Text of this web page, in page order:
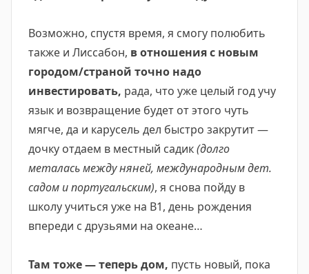
Возможно, спустя время, я смогу полюбить
также и Лиссабон, в отношения с новым
городом/страной точно надо
инвестировать, рада, что уже целый год учу
язык и возвращение будет от этого чуть
мягче, да и карусель дел быстро закрутит —
дочку отдаем в местный садик(долго
металась между няней, международным дет.
садом и португальским), я снова пойду в
школу учиться уже на В1, день рождения
впереди с друзьями на океане…
Там тоже — теперь дом, пусть новый, пока